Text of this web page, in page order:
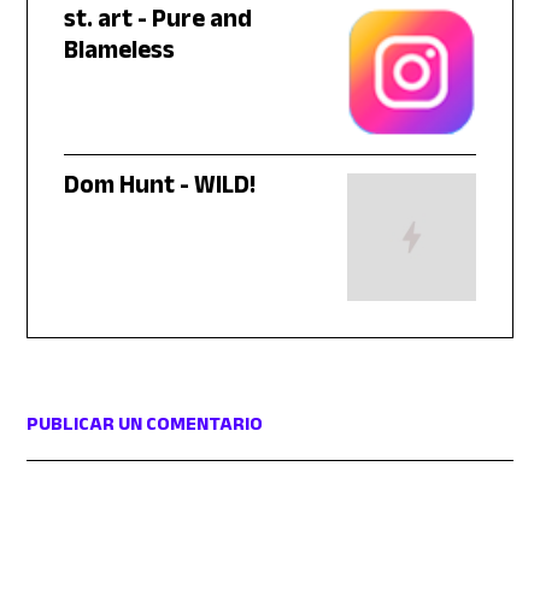
st. art - Pure and
Blameless
Dom Hunt - WILD!
PUBLICAR UN COMENTARIO